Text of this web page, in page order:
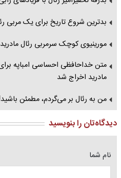
بدترین شروع تاریخ برای یک مربی
مورینیوی کوچک سرمربی رئال
متن خداحافظی احساسی امباپه برای
مادرید اخراج شد
من به رئال بر می‌گردم، مطمئن
دیدگاه‌تان را بنویسید
نام شما